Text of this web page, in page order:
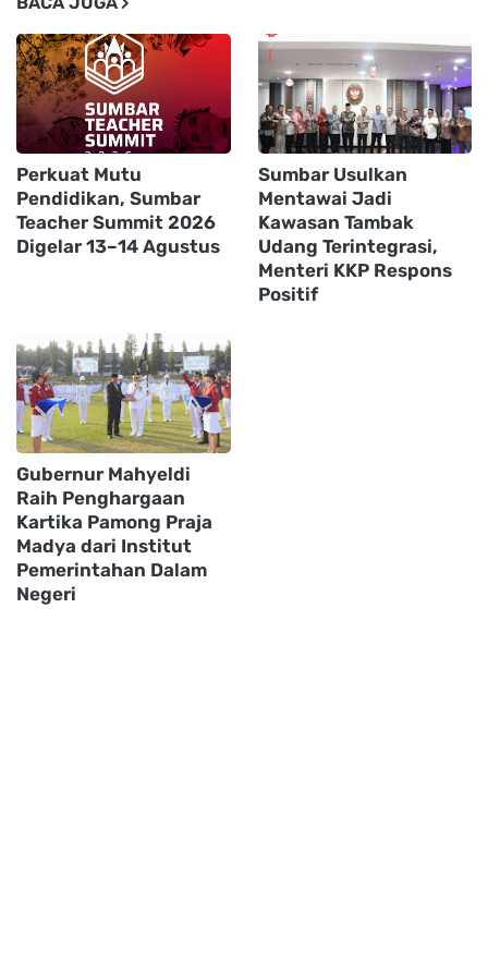
Perkuat Mutu
Pendidikan, Sumbar
Teacher Summit 2026
Digelar 13–14 Agustus
Sumbar Usulkan
Mentawai Jadi
Kawasan Tambak
Udang Terintegrasi,
Menteri KKP Respons
Positif
Gubernur Mahyeldi
Raih Penghargaan
Kartika Pamong Praja
Madya dari Institut
Pemerintahan Dalam
Negeri